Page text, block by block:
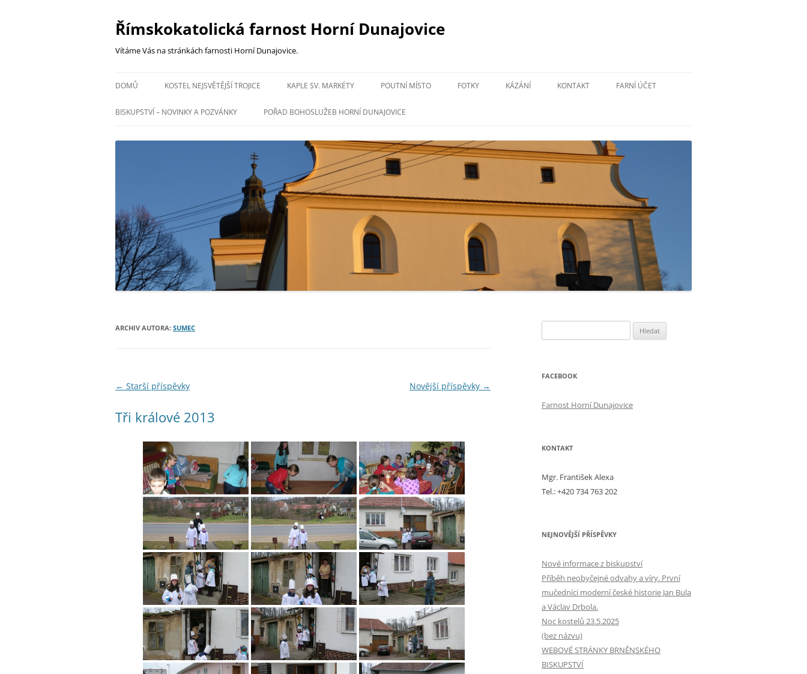
Římskokatolická farnost Horní Dunajovice
Vítáme Vás na stránkách farnosti Horní Dunajovice.
k
DOMŮ KOSTEL NEJSVĚTĚJŠÍ TROJICE KAPLE SV. MARKÉTY POUTNÍ MÍSTO FOTKY KÁZÁNÍ KONTAKT FARNÍ ÚČET
BISKUPSTVÍ – NOVINKY A POZVÁNKY POŘAD BOHOSLUŽEB HORNÍ DUNAJOVICE
ARCHIV AUTORA: SUMEC
Navigace
příspěvky
← Starší příspěvky Novější příspěvky →
Tři králové 2013
FACEBOOK
Farnost Horní Dunajovice
KONTAKT
Mgr. František Alexa
Tel.: +420 734 763 202
NEJNOVĚJŠÍ PŘÍSPĚVKY
Nové informace z biskupství
Příběh neobyčejné odvahy a víry. První
mučedníci moderní české historie Jan Bula
a Václav Drbola.
Noc kostelů 23.5.2025
(bez názvu)
WEBOVÉ STRÁNKY BRNĚNSKÉHO
BISKUPSTVÍ